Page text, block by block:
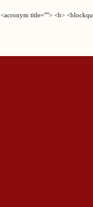
title=""> <b>